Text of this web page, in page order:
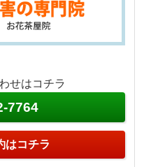
せはコチラ
7764
はコチラ